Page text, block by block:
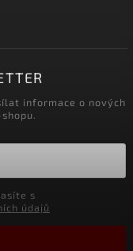
informace o nových
údajů